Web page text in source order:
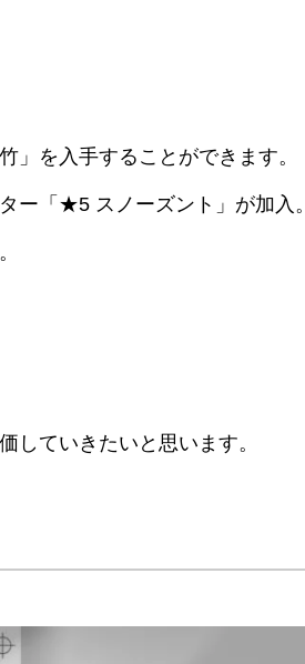
」を入手することができます。
ー「★5 スノーズント」が加入。
していきたいと思います。